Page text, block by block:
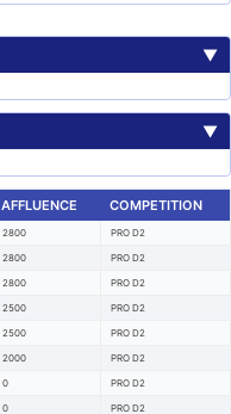
▼
▼
AFFLUENCE COMPETITION
2800 PRO D2
2800 PRO D2
2800 PRO D2
2500 PRO D2
2500 PRO D2
2000 PRO D2
0 PRO D2
0 PRO D2